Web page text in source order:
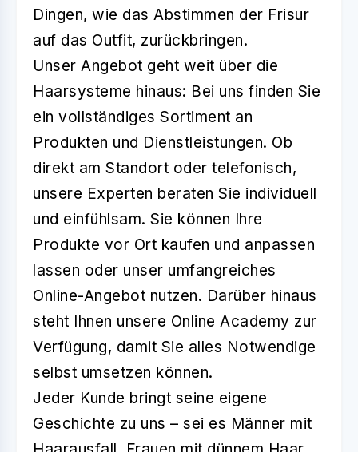
Dingen, wie das Abstimmen der Frisur
auf das Outfit, zurückbringen.
Unser Angebot geht weit über die
Haarsysteme hinaus: Bei uns finden Sie
ein vollständiges Sortiment an
Produkten und Dienstleistungen. Ob
direkt am Standort oder telefonisch,
unsere Experten beraten Sie individuell
und einfühlsam. Sie können Ihre
Produkte vor Ort kaufen und anpassen
lassen oder unser umfangreiches
Online-Angebot nutzen. Darüber hinaus
steht Ihnen unsere Online Academy zur
Verfügung, damit Sie alles Notwendige
selbst umsetzen können.
Jeder Kunde bringt seine eigene
Geschichte zu uns – sei es Männer mit